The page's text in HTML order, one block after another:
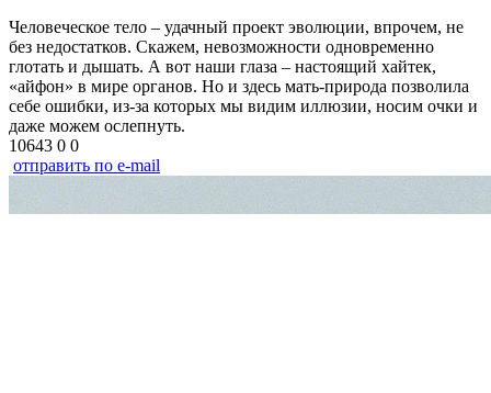
Человеческое тело – удачный проект эволюции, впрочем, не
без недостатков. Скажем, невозможности одновременно
глотать и дышать. А вот наши глаза – настоящий хайтек,
«айфон» в мире органов. Но и здесь мать-природа позволила
себе ошибки, из-за которых мы видим иллюзии, носим очки и
даже можем ослепнуть.
10643 0 0
отправить по e-mail